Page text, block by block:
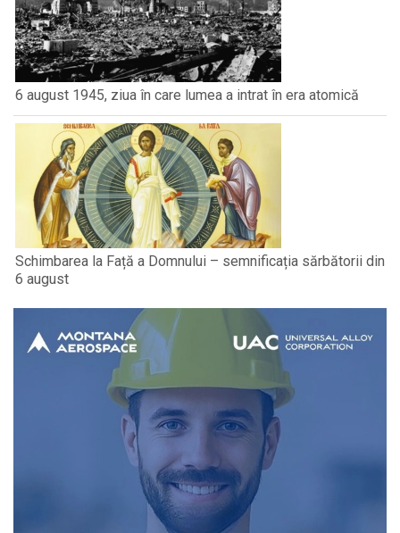
6 august 1945, ziua în care lumea a intrat în era atomică
Schimbarea la Față a Domnului – semnificația sărbătorii din
6 august